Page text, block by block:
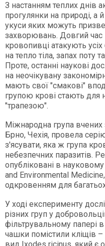
З настанням теплих днів
прогулянки на природі, а
укуси яких можуть
захворювань. Довгий
кровопивці атакують
на тепло тіла, запах поту
Проте, останні наукові
на неочікувану
мають свої "смакові"
групою крові стають
"трапезою".
Міжнародна група вчених
Брно, Чехія, провела
з'ясувати, яка ж група
небезпечних паразитів.
опубліковані в
and Environmental
одкровенням для
У ході експерименту
різних груп у
фільтрувальному папері
чашки помістили кліщів